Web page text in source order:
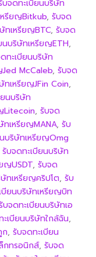
บจดทะเบียนบริษัท
หรียญBitkub, รับจด
ทเหรียญBTC, รับจด
นบริษัทเหรียญETH,
ทะเบียนบริษัท
McCaleb, รับจด
ทเหรียญJFin Coin,
นบริษัท
Litecoin, รับจด
ทเหรียญMANA, รับ
บริษัทเหรียญOmg
รับจดทะเบียนบริษัท
ญUSDT, รับจด
ทเหรียญคริปโต, รับ
บียนบริษัทเหรียญบิท
บจดทะเบียนบริษัทเอ
ะเบียนบริษัทใกล้ฉัน,
ก, รับจดทะเบียน
กทรอนิกส์, รับจด